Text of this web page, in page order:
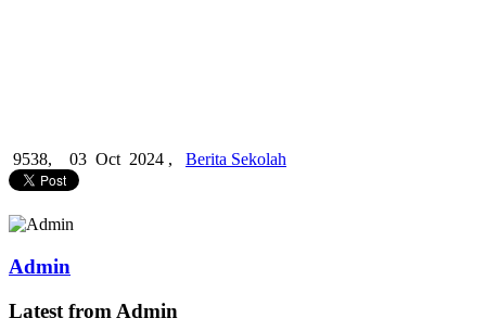
9538, 03 Oct 2024 , Berita Sekolah
Admin
Latest from Admin